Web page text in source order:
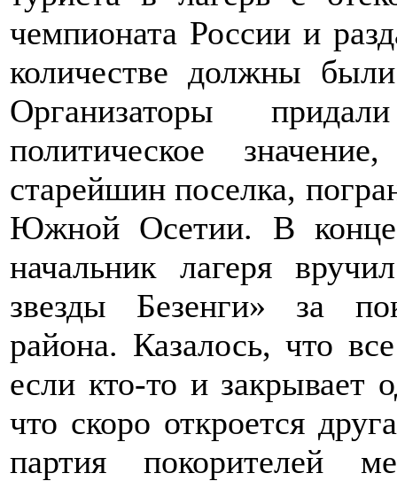
чемпионата России и
количестве должны
Организаторы
политическое
старейшин поселка,
Южной Осетии. В конце
начальник лагеря
звезды Безенги» за
района. Казалось, что
если кто-то и закрывает
что скоро откроется
партия покорителей